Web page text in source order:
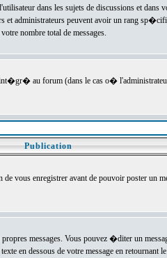
dans les sujets de discussions et
administrateurs peuvent avoir un rang
nombre total de messages.
au forum (dans le cas o�
Publication
vous enregistrer avant de pouvoir poster un
messages. Vous pouvez �diter un
en dessous de votre message en